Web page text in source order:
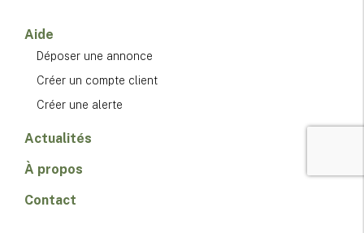
Aide
Déposer une annonce
Créer un compte client
Créer une alerte
Actualités
À propos
Contact